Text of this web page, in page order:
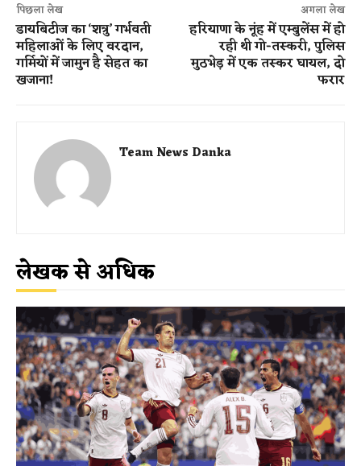
पिछला लेख
डायबिटीज का ‘शत्रु’ गर्भवती
महिलाओं के लिए वरदान,
गर्मियों में जामुन है सेहत का
खजाना!
अगला लेख
हरियाणा के नूंह में एम्बुलेंस में हो
रही थी गो-तस्करी, पुलिस
मुठभेड़ में एक तस्कर घायल, दो
फरार
Team News Danka
लेखक से अधिक